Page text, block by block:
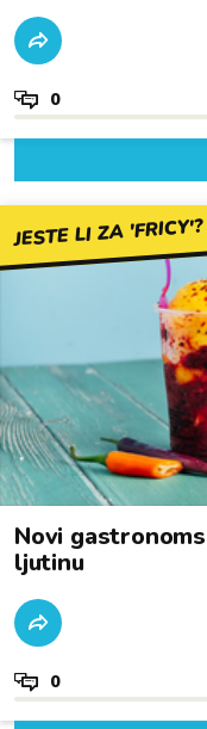
0
JESTE LI ZA 'FRICY'?
Novi
ljutinu
0